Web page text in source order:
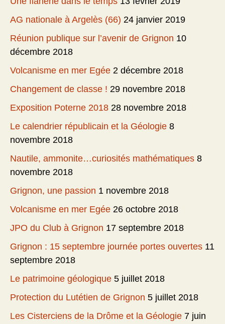
AG nationale à Argelès (66) 24 janvier 2019
Réunion publique sur l’avenir de Grignon 10
décembre 2018
Volcanisme en mer Egée 2 décembre 2018
Changement de classe ! 29 novembre 2018
Exposition Poterne 2018 28 novembre 2018
Le calendrier républicain et la Géologie 8
novembre 2018
Nautile, ammonite…curiosités mathématiques 8
novembre 2018
Grignon, une passion 1 novembre 2018
Volcanisme en mer Egée 26 octobre 2018
JPO du Club à Grignon 17 septembre 2018
Grignon : 15 septembre journée portes ouvertes 11
septembre 2018
Le patrimoine géologique 5 juillet 2018
Protection du Lutétien de Grignon 5 juillet 2018
Les Cisterciens de la Drôme et la Géologie 7 juin